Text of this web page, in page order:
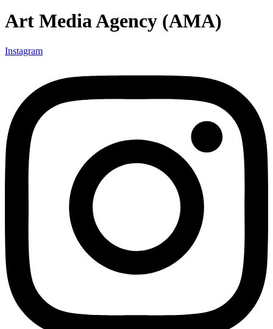
Art Media Agency (AMA)
Instagram